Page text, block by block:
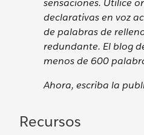
sensaciones. Utilice
declarativas en voz
de palabras de
redundante. El blog
menos de 600
Ahora, escriba la
Recursos